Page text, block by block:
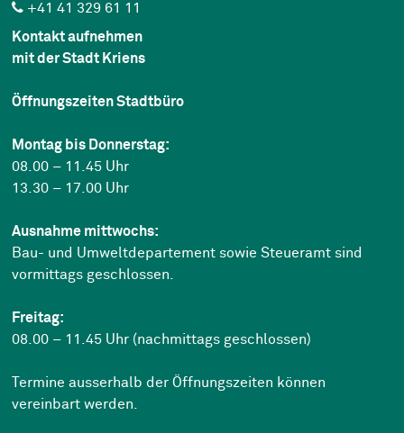
+41 41 329 61 11
Kontakt aufnehmen
mit der Stadt Kriens
Öffnungszeiten Stadtbüro
Montag bis Donnerstag:
08.00 – 11.45 Uhr
13.30 – 17.00 Uhr
Ausnahme mittwochs:
Bau- und Umweltdepartement sowie Steueramt sind
vormittags geschlossen.
Freitag:
08.00 – 11.45 Uhr (nachmittags geschlossen)
Termine ausserhalb der Öffnungszeiten können
vereinbart werden.